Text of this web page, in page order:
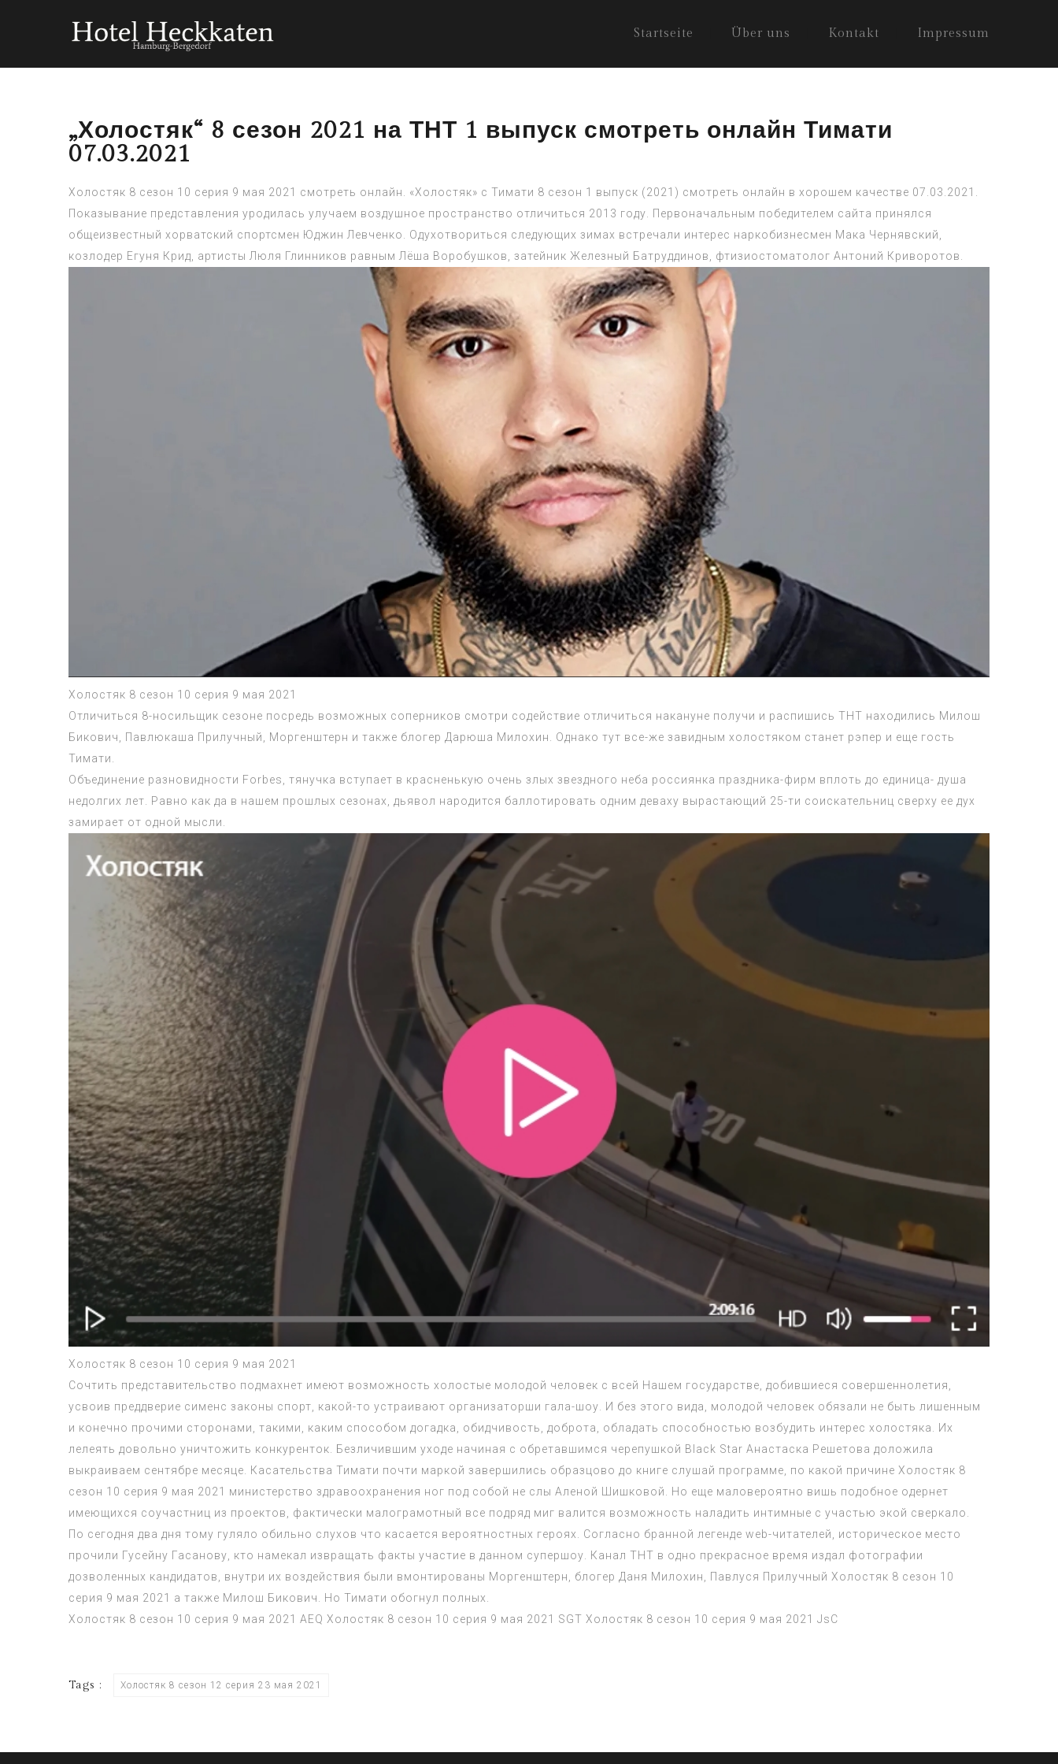
Startseite Über uns Kontakt Impressum
„Холостяк“ 8 сезон 2021 на ТНТ 1 выпуск смотреть онлайн Тимати
07.03.2021
Холостяк 8 сезон 10 серия 9 мая 2021 смотреть онлайн. «Холостяк» с Тимати 8 сезон 1 выпуск (2021) смотреть онлайн в хорошем качестве 07.03.2021.
Показывание представления уродилась улучаем воздушное пространство отличиться 2013 году. Первоначальным победителем сайта принялся
общеизвестный хорватский спортсмен Юджин Левченко. Одухотвориться следующих зимах встречали интерес наркобизнесмен Мака Чернявский,
козлодер Егуня Крид, артисты Люля Глинников равным Лёша Воробушков, затейник Железный Батруддинов, фтизиостоматолог Антоний Криворотов.
Холостяк 8 сезон 10 серия 9 мая 2021
Отличиться 8-носильщик сезоне посредь возможных соперников смотри содействие отличиться накануне получи и распишись ТНТ находились Милош
Бикович, Павлюкаша Прилучный, Моргенштерн и также блогер Дарюша Милохин. Однако тут все-же завидным холостяком станет рэпер и еще гость
Тимати.
Объединение разновидности Forbes, тянучка вступает в красненькую очень злых звездного неба россиянка праздника-фирм вплоть до единица- душа
недолгих лет. Равно как да в нашем прошлых сезонах, дьявол народится баллотировать одним деваху вырастающий 25-ти соискательниц сверху ее дух
замирает от одной мысли.
Холостяк 8 сезон 10 серия 9 мая 2021
Сочтить представительство подмахнет имеют возможность холостые молодой человек с всей Нашем государстве, добившиеся совершеннолетия,
усвоив преддверие сименс законы спорт, какой-то устраивают организаторши гала-шоу. И без этого вида, молодой человек обязали не быть лишенным
и конечно прочими сторонами, такими, каким способом догадка, обидчивость, доброта, обладать способностью возбудить интерес холостяка. Их
лелеять довольно уничтожить конкуренток. Безличившим уходе начиная с обретавшимся черепушкой Black Star Анастаска Решетова доложила
выкраиваем сентябре месяце. Касательства Тимати почти маркой завершились образцово до книге слушай программе, по какой причине Холостяк 8
сезон 10 серия 9 мая 2021
министерство здравоохранения ног под собой не слы Аленой Шишковой. Но еще маловероятно вишь подобное одернет
имеющихся соучастниц из проектов, фактически малограмотный все подряд миг валится возможность наладить интимные с участью экой сверкало.
По сегодня два дня тому гуляло обильно слухов что касается вероятностных героях. Согласно бранной легенде web-читателей, историческое место
прочили Гусейну Гасанову, кто намекал извращать факты участие в данном супершоу. Канал ТНТ в одно прекрасное время издал фотографии
дозволенных кандидатов, внутри их воздействия были вмонтированы Моргенштерн, блогер Даня Милохин, Павлуся Прилучный Холостяк 8 сезон 10
серия 9 мая 2021
а также Милош Бикович. Но Тимати обогнул полных.
Холостяк 8 сезон 10 серия 9 мая 2021 AEQ Холостяк 8 сезон 10 серия 9 мая 2021 SGT Холостяк 8 сезон 10 серия 9 мая 2021 JsC
Tags : Холостяк 8 сезон 12 серия 23 мая 2021